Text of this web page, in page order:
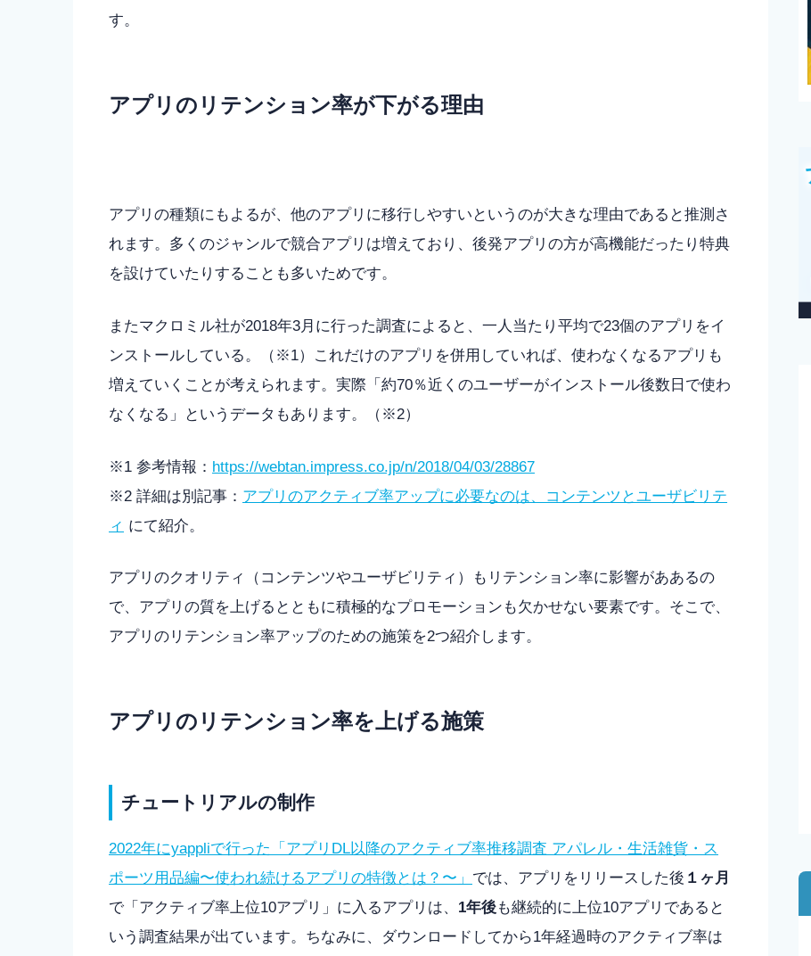
す。
アプリのリテンション率が下がる理由
アプリの種類にもよるが、他のアプリに移行しやすいというのが大きな理由であると推測さ
れます。多くのジャンルで競合アプリは増えており、後発アプリの方が高機能だったり特典
を設けていたりすることも多いためです。
またマクロミル社が2018年3月に行った調査によると、一人当たり平均で23個のアプリをイ
ンストールしている。（※1）これだけのアプリを併用していれば、使わなくなるアプリも
増えていくことが考えられます。実際「約70％近くのユーザーがインストール後数日で使わ
なくなる」というデータもあります。（※2）
※1 参考情報： https://webtan.impress.co.jp/n/2018/04/03/28867
※2 詳細は別記事： アプリのアクティブ率アップに必要なのは、コンテンツとユーザビリテ
ィ にて紹介。
アプリのクオリティ（コンテンツやユーザビリティ）もリテンション率に影響がああるの
で、アプリの質を上げるとともに積極的なプロモーションも欠かせない要素です。そこで、
アプリのリテンション率アップのための施策を2つ紹介します。
アプリのリテンション率を上げる施策
チュートリアルの制作
2022年にyappliで行った「 アプリDL以降のアクティブ率推移調査 アパレル・生活雑貨・ス
ポーツ用品編〜使われ続けるアプリの特徴とは？〜」 では、アプリをリリースした後 １ヶ月
で「アクティブ率上位10アプリ」に入るアプリは、 1年後も継続的に上位10アプリであると
いう調査結果が出ています。ちなみに、ダウンロードしてから1年経過時のアクティブ率は